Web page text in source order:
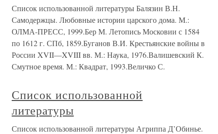
Список использованной литературы Балязин В.Н.
Самодержцы. Любовные истории царского дома. М.:
ОЛМА-ПРЕСС, 1999.Бер М. Летопись Московии с 1584
по 1612 г. СПб, 1859.Буганов В.И. Крестьянские войны в
России XVII—XVIII вв. М.: Наука, 1976.Валишевский К.
Смутное время. М.: Квадрат, 1993.Величко С.
Список использованной
литературы
Список использованной литературы Агриппа Д’Обинье.